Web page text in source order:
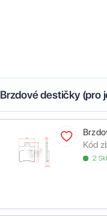
Brzdové destičky (pro
Kód
2